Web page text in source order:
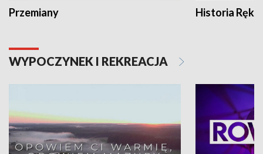
Przemiany Historia Ręką
WYPOCZYNEK I REKREACJA